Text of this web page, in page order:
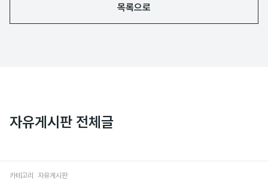
목록으로
자유게시판 전체글
카테고리 자유게시판